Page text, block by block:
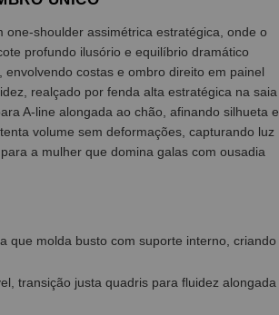
shoulder assimétrica estratégica, onde o
profundo ilusório e equilíbrio dramático
costas e ombro direito em painel
realçado por fenda alta estratégica na saia
A-line alongada ao chão, afinando silhueta e
volume sem deformações, capturando luz
a mulher que domina galas com ousadia
que molda busto com suporte interno, criando
transição justa quadris para fluidez alongada